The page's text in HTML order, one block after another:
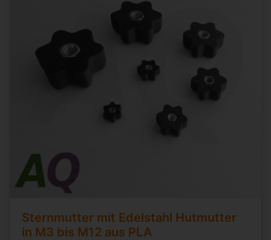
Sternmutter mit Edelstahl Hutmutter
in M3 bis M12 aus PLA